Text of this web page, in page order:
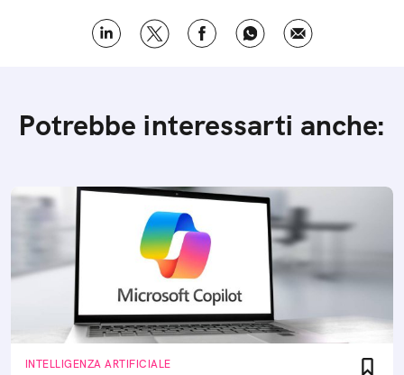
Potrebbe interessarti anche:
INTELLIGENZA ARTIFICIALE